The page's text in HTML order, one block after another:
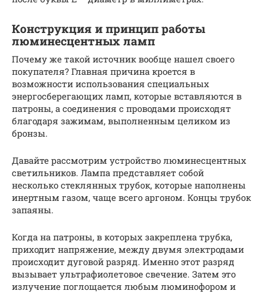
Конструкция и принцип работы
люминесцентных ламп
Почему же такой источник вообще нашел своего
покупателя? Главная причина кроется в
возможности использования специальных
энергосберегающих ламп, которые вставляются в
патроны, а соединения с проводами происходят
благодаря зажимам, выполненным целиком из
бронзы.
Давайте рассмотрим устройство люминесцентных
светильников. Лампа представляет собой
несколько стеклянных трубок, которые наполнены
инертным газом, чаще всего аргоном. Концы трубок
запаяны.
Когда на патроны, в которых закреплена трубка,
приходит напряжение, между двумя электродами
происходит дуговой разряд. Именно этот разряд
вызывает ультрафиолетовое свечение. Затем это
излучение поглощается любым люминофором и